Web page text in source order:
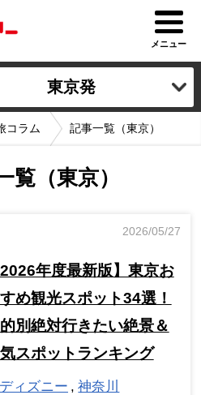
メニュー
東京発
コラム 記事一覧（東京）
覧（東京）
2026/05/27
2026年度最新版】東京お
め観光スポット34選！
別絶対行きたい絶景＆
スポットランキング
ィズニー 神奈川